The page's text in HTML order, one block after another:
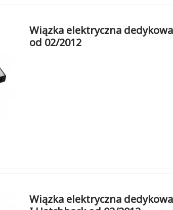
Wiązka elektryczna
od 02/2012
Wiązka elektryczna